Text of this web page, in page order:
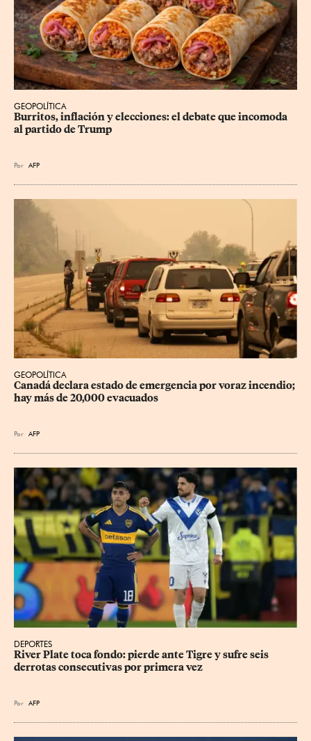
GEOPOLÍTICA
Burritos, inflación y elecciones: el debate que incomoda
al partido de Trump
Por AFP
GEOPOLÍTICA
Canadá declara estado de emergencia por voraz incendio;
hay más de 20,000 evacuados
Por AFP
DEPORTES
River Plate toca fondo: pierde ante Tigre y sufre seis
derrotas consecutivas por primera vez
Por AFP